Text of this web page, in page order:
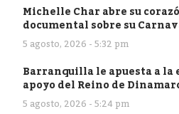
Michelle Char abre su
documental sobre su
5 agosto, 2026 - 5:32 pm
Barranquilla le apuesta a la
apoyo del Reino de
5 agosto, 2026 - 5:24 pm